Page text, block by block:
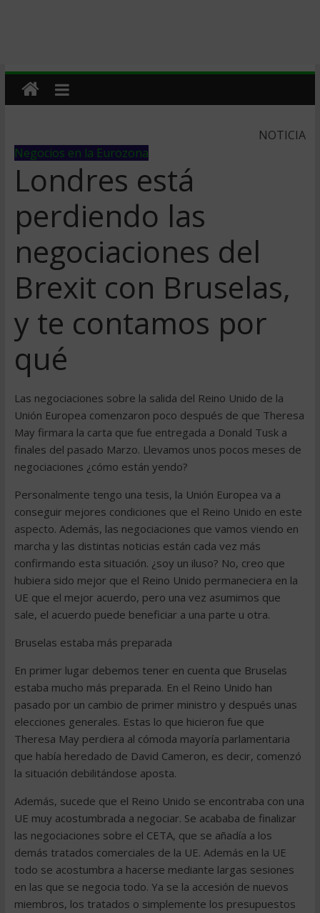
NOTICIA
Negocios en la Eurozona
Londres está
perdiendo las
negociaciones del
Brexit con Bruselas,
y te contamos por
qué
Las negociaciones sobre la salida del Reino Unido de la
Unión Europea comenzaron poco después de que Theresa
May firmara la carta que fue entregada a Donald Tusk a
finales del pasado Marzo. Llevamos unos pocos meses de
negociaciones ¿cómo están yendo?
Personalmente tengo una tesis, la Unión Europea va a
conseguir mejores condiciones que el Reino Unido en este
aspecto. Además, las negociaciones que vamos viendo en
marcha y las distintas noticias están cada vez más
confirmando esta situación. ¿soy un iluso? No, creo que
hubiera sido mejor que el Reino Unido permaneciera en la
UE que el mejor acuerdo, pero una vez asumimos que
sale, el acuerdo puede beneficiar a una parte u otra.
Bruselas estaba más preparada
En primer lugar debemos tener en cuenta que Bruselas
estaba mucho más preparada. En el Reino Unido han
pasado por un cambio de primer ministro y después unas
elecciones generales. Estas lo que hicieron fue que
Theresa May perdiera al cómoda mayoría parlamentaria
que había heredado de David Cameron, es decir, comenzó
la situación debilitándose aposta.
Además, sucede que el Reino Unido se encontraba con una
UE muy acostumbrada a negociar. Se acababa de finalizar
las negociaciones sobre el CETA, que se añadía a los
demás tratados comerciales de la UE. Además en la UE
todo se acostumbra a hacerse mediante largas sesiones
en las que se negocia todo. Ya se la accesión de nuevos
miembros, los tratados o simplemente los presupuestos